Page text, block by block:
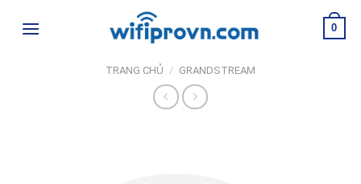
0
TRANG CHỦ / GRANDSTREAM